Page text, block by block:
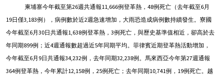
柬埔寨今年截至第26週共通報11,666例登革熱， 48例死亡（去年截至6月
19日僅3,183例），病例數於近2週急速增加，大雨恐造成病例數持續發生。寮國
今年截至6月30日共通報1,638例登革熱， 3例死亡，與歷史基準值相近，卻高於去
年同期899例；近4週通報數超過近5年同期平均。菲律賓近期登革熱活動增加，
今年截至6月 9日共通報34,232例，去年同期32,238例。馬來西亞今年第27週通報
364例登革熱，今年累計12,158例，25例死亡；去年同期10,741例，19例死亡。越